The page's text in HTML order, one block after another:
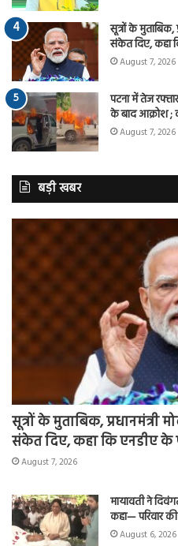
सूत्रों के मुताबिक,
संकेत दिए, कहा
August 7, 2026
पटना में तेज
के बाद आक्रोश ;
August 7, 2026
बड़ी खबर
सूत्रों के मुताबिक, प्रधानमंत्री
संकेत दिए, कहा कि एनडीए के
August 7, 2026
मायावती ने
कहा— परिवार
August 6, 2026